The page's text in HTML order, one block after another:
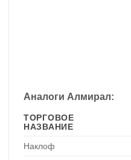
Аналоги Алмирал:
ТОРГОВОЕ
НАЗВАНИЕ
Наклоф